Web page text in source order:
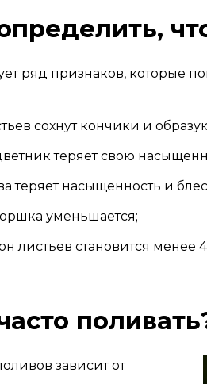
ряд признаков, которые
сохнут кончики и
теряет свою
теряет насыщенность и
уменьшается;
листьев становится менее
зависит от